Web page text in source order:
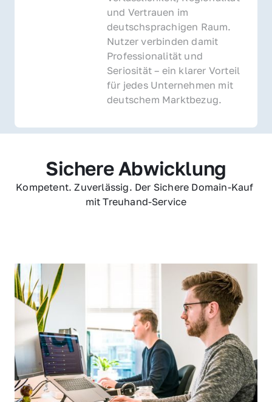
und Vertrauen im
deutschsprachigen Raum.
Nutzer verbinden damit
Professionalität und
Seriosität – ein klarer Vorteil
für jedes Unternehmen mit
deutschem Marktbezug.
Sichere Abwicklung
Kompetent. Zuverlässig. Der Sichere Domain-Kauf
mit Treuhand-Service